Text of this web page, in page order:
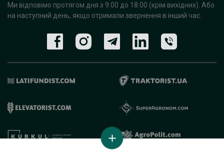
Ми відповімо протягом дня з 9:00 до 18:00 (крім вихідних). Або
на наступний день, якщо отримали звернення в інший час.